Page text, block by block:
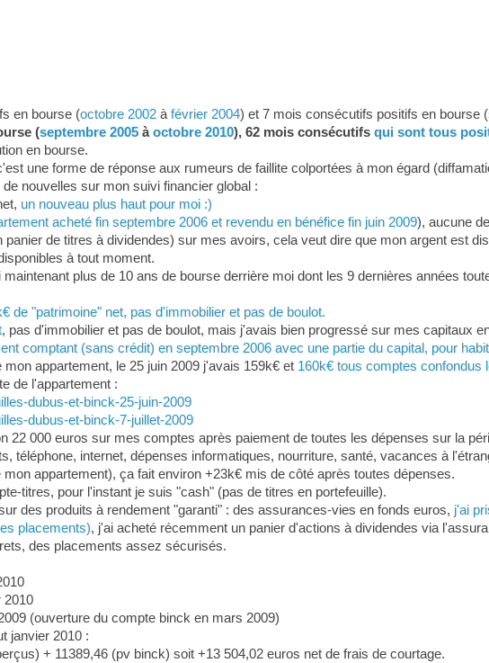
en bourse (octobre 2002à février 2004) et 7 mois consécutifs positifs en bourse (
(septembre 2005àoctobre 2010), 62 mois consécutifs qui sont tous
en bourse.
une forme de réponse aux rumeurs de faillite colportées à mon égard
nouvelles sur mon suivi financier global :
un nouveau plus haut pour moi :)
acheté fin septembre 2006 et revendu en bénéfice fin juin 2009), aucune
de titres à dividendes) sur mes avoirs, cela veut dire que mon argent est
à tout moment.
plus de 10 ans de bourse derrière moi dont les 9 dernières années
de "patrimoine" net, pas d'immobilier et pas de boulot.
, pas d'immobilier et pas de boulot, mais j'avais bien progressé sur mes capitaux
comptant (sans crédit) en septembre 2006 avec une partie du capital, pour
appartement, le 25 juin 2009 j'avais 159k€ et 160k€ tous comptes confondus
de l'appartement :
dubus-et-binck-25-juin-2009
dubus-et-binck-7-juillet-2009
22 000 euros sur mes comptes après paiement de toutes les dépenses sur la
téléphone, internet, dépenses informatiques, nourriture, santé, vacances à
appartement), ça fait environ +23k€ mis de côté après toutes dépenses.
titres, pour l'instant je suis "cash" (pas de titres en portefeuille).
des produits à rendement "garanti" : des assurances-vies en fonds euros, j'ai
placements), j'ai acheté récemment un panier d'actions à dividendes via
des placements assez sécurisés.
2010
(ouverture du compte binck en mars 2009)
janvier 2010 :
+ 11389,46 (pv binck) soit +13 504,02 euros net de frais de courtage.